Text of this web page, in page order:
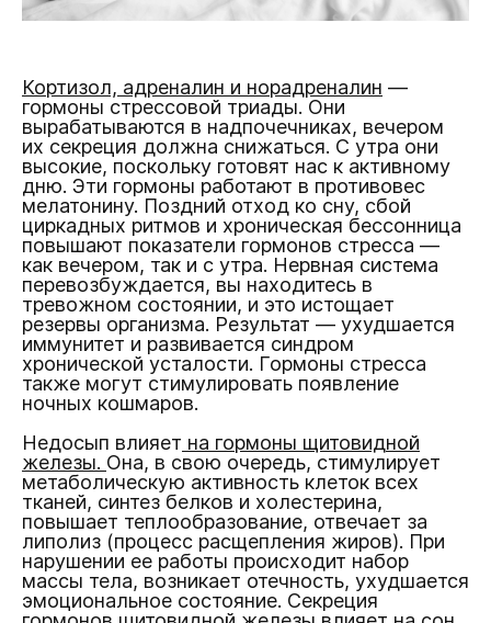
Кортизол, адреналин и норадреналин —
гормоны стрессовой триады. Они
вырабатываются в надпочечниках, вечером
их секреция должна снижаться. С утра они
высокие, поскольку готовят нас к активному
дню. Эти гормоны работают в противовес
мелатонину. Поздний отход ко сну, сбой
циркадных ритмов и хроническая бессонница
повышают показатели гормонов стресса —
как вечером, так и с утра. Нервная система
перевозбуждается, вы находитесь в
тревожном состоянии, и это истощает
резервы организма. Результат — ухудшается
иммунитет и развивается синдром
хронической усталости. Гормоны стресса
также могут стимулировать появление
ночных кошмаров.
Недосып влияет на гормоны щитовидной
железы. Она, в свою очередь, стимулирует
метаболическую активность клеток всех
тканей, синтез белков и холестерина,
повышает теплообразование, отвечает за
липолиз (процесс расщепления жиров). При
нарушении ее работы происходит набор
массы тела, возникает отечность, ухудшается
эмоциональное состояние. Секреция